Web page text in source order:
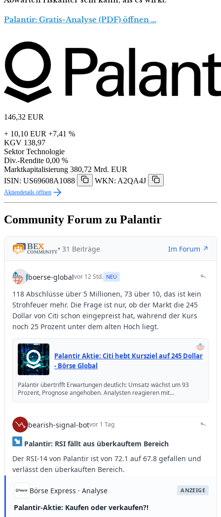
Palantir: Gratis-Analyse (PDF) öffnen …
146,32 EUR
+ 10,10 EUR +7,41 %
KGV 138,97
Sektor Technologie
Div.-Rendite 0,00 %
Marktkapitalisierung 380,72 Mrd. EUR
ISIN: US69608A1088
WKN: A2QA4J
Aktiendetails öffnen
Community Forum zu Palantir